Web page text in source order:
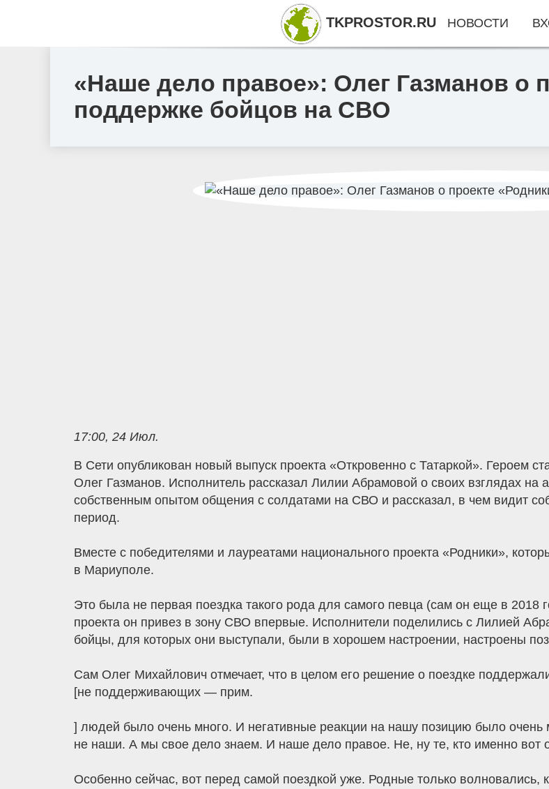
«Наше дело правое»: Олег Газманов о
поддержке бойцов на СВО
17:00, 24 Июл.
В Сети опубликован новый выпуск проекта «Откровенно с Татаркой». Героем
Олег Газманов. Исполнитель рассказал Лилии Абрамовой о своих взглядах на
собственным опытом общения с солдатами на СВО и рассказал, в чем видит
период.
Вместе с победителями и лауреатами национального проекта «Родники»,
в Мариуполе.
Это была не первая поездка такого рода для самого певца (сам он еще в 2018
проекта он привез в зону СВО впервые. Исполнители поделились с Лилией
бойцы, для которых они выступали, были в хорошем настроении, настроены
Сам Олег Михайлович отмечает, что в целом его решение о поездке
[не поддерживающих — прим.
] людей было очень много. И негативные реакции на нашу позицию было очень
не наши. А мы свое дело знаем. И наше дело правое. Не, ну те, кто именно вот
Особенно сейчас, вот перед самой поездкой уже. Родные только волновались,
TKPROSTOR.RU НОВОСТИ